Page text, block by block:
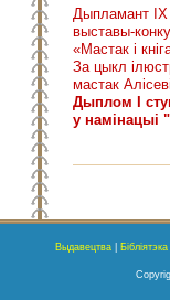
Дыпламант ІX
выставы-
«Мастак і
За цыкл
мастак
Дыплом I
у
Выдавецтва| Бібліятэка